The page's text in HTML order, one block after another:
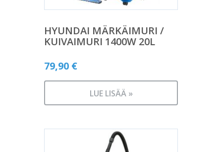
HYUNDAI MÄRKÄIMURI /
KUIVAIMURI 1400W 20L
79,90 €
LUE LISÄÄ »